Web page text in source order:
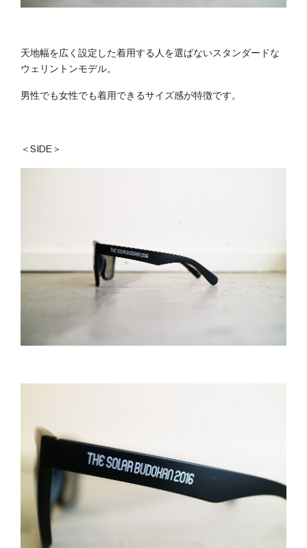
天地幅を広く設定した着用する人を選ばないスタンダードな
ウェリントンモデル。
男性でも女性でも着用できるサイズ感が特徴です。
＜SIDE＞